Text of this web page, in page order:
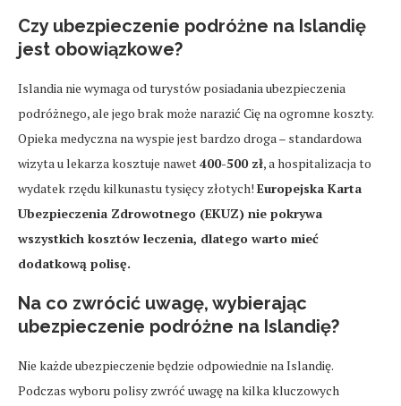
Czy ubezpieczenie podróżne na Islandię
jest obowiązkowe?
Islandia nie wymaga od turystów posiadania ubezpieczenia
podróżnego, ale jego brak może narazić Cię na ogromne koszty.
Opieka medyczna na wyspie jest bardzo droga – standardowa
wizyta u lekarza kosztuje nawet400-500 zł, a hospitalizacja to
wydatek rzędu kilkunastu tysięcy złotych! Europejska Karta
Ubezpieczenia Zdrowotnego (EKUZ) nie pokrywa
wszystkich kosztów leczenia, dlatego warto mieć
dodatkową polisę.
Na co zwrócić uwagę, wybierając
ubezpieczenie podróżne na Islandię?
Nie każde ubezpieczenie będzie odpowiednie na Islandię.
Podczas wyboru polisy zwróć uwagę na kilka kluczowych